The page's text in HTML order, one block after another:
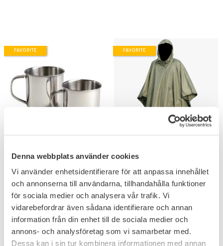
Denna webbplats använder cookies
Vi använder enhetsidentifierare för att anpassa innehållet
och annonserna till användarna, tillhandahålla funktioner
för sociala medier och analysera vår trafik. Vi
vidarebefordrar även sådana identifierare och annan
information från din enhet till de sociala medier och
annons- och analysföretag som vi samarbetar med.
Dessa kan i sin tur kombinera informationen med annan
Add to favorites
Mil-Tec Rostfri Mugg
55KR
FAVORITE
Add to favorites
Mil-Tec US Regnponcho
Lättvikts poncho bra även som
vindskydd.
276KR
FAVORITE